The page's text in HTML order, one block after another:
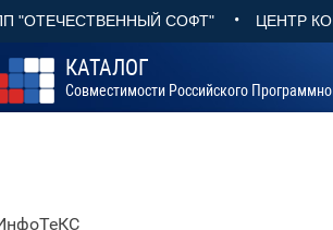
"ОТЕЧЕСТВЕННЫЙ СОФТ" • ЦЕНТР
КАТАЛОГ
Совместимости Российского